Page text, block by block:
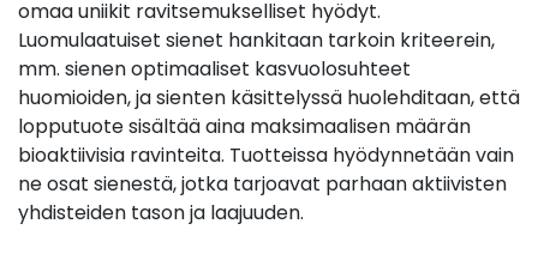
omaa uniikit ravitsemukselliset hyödyt.
Luomulaatuiset sienet hankitaan tarkoin kriteerein,
mm. sienen optimaaliset kasvuolosuhteet
huomioiden, ja sienten käsittelyssä huolehditaan, että
lopputuote sisältää aina maksimaalisen määrän
bioaktiivisia ravinteita. Tuotteissa hyödynnetään vain
ne osat sienestä, jotka tarjoavat parhaan aktiivisten
yhdisteiden tason ja laajuuden.